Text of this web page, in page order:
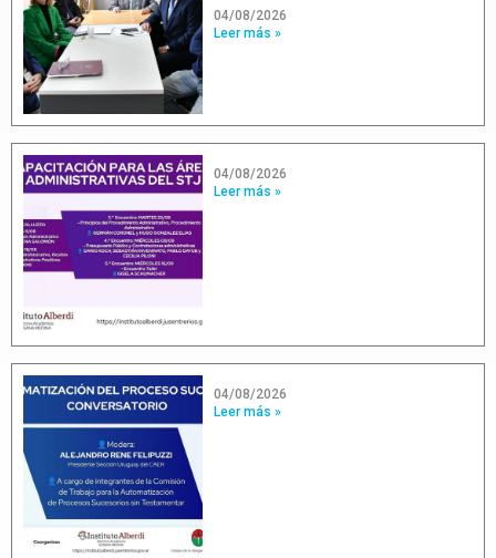
04/08/2026
Leer más »
04/08/2026
Leer más »
04/08/2026
Leer más »